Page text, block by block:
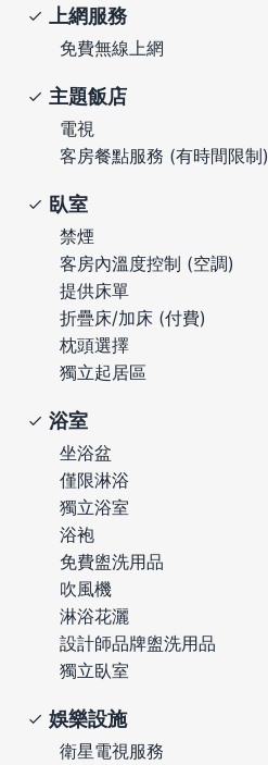
上網服務
免費無線上網
主題飯店
電視
客房餐點服務 (有時間限制)
臥室
禁煙
客房內溫度控制 (空調)
提供床單
折疊床/加床 (付費)
枕頭選擇
獨立起居區
浴室
坐浴盆
僅限淋浴
獨立浴室
浴袍
免費盥洗用品
吹風機
淋浴花灑
設計師品牌盥洗用品
獨立臥室
娛樂設施
衛星電視服務